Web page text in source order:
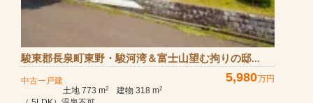
駿東郡長泉町東野・駿河湾＆富士山望む拘りの邸...
中古一戸建 5,980万円
土地 773 m2 建物 318 m2